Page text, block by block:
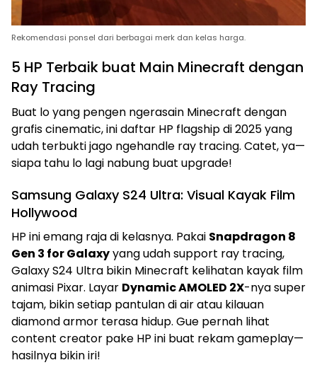
Rekomendasi ponsel dari berbagai merk dan kelas harga.
5 HP Terbaik buat Main Minecraft dengan
Ray Tracing
Buat lo yang pengen ngerasain Minecraft dengan
grafis cinematic, ini daftar HP flagship di 2025 yang
udah terbukti jago ngehandle ray tracing. Catet, ya—
siapa tahu lo lagi nabung buat upgrade!
Samsung Galaxy S24 Ultra: Visual Kayak Film
Hollywood
HP ini emang raja di kelasnya. Pakai Snapdragon 8
Gen 3 for Galaxyyang udah support ray tracing,
Galaxy S24 Ultra bikin Minecraft kelihatan kayak film
animasi Pixar. Layar Dynamic AMOLED 2X-nya super
tajam, bikin setiap pantulan di air atau kilauan
diamond armor terasa hidup. Gue pernah lihat
content creator pake HP ini buat rekam gameplay—
hasilnya bikin iri!